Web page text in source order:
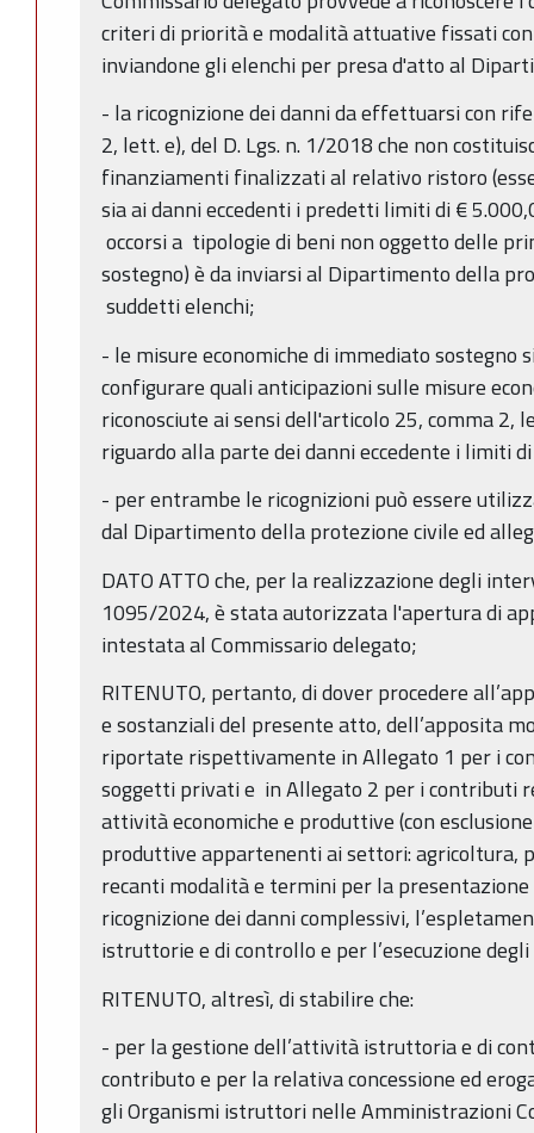
criteri di priorità e modalità attuative fissati
inviandone gli elenchi per presa d'atto al
- la ricognizione dei danni da effettuarsi con
2, lett. e), del D. Lgs. n. 1/2018 che non
finanziamenti finalizzati al relativo ristoro
sia ai danni eccedenti i predetti limiti di €
occorsi a tipologie di beni non oggetto delle
sostegno) è da inviarsi al Dipartimento della
suddetti elenchi;
- le misure economiche di immediato sostegno
configurare quali anticipazioni sulle misure
riconosciute ai sensi dell'articolo 25, comma 2,
riguardo alla parte dei danni eccedente i limiti
- per entrambe le ricognizioni può essere
dal Dipartimento della protezione civile ed
DATO ATTO che, per la realizzazione degli
1095/2024, è stata autorizzata l'apertura di
intestata al Commissario delegato;
RITENUTO, pertanto, di dover procedere
e sostanziali del presente atto, dell’apposita
riportate rispettivamente in Allegato 1 per i
soggetti privati e in Allegato 2 per i contributi
attività economiche e produttive (con
produttive appartenenti ai settori: agricoltura,
recanti modalità e termini per la
ricognizione dei danni complessivi,
istruttorie e di controllo e per l’esecuzione
RITENUTO, altresì, di stabilire che:
- per la gestione dell’attività istruttoria e di
contributo e per la relativa concessione ed
gli Organismi istruttori nelle Amministrazioni